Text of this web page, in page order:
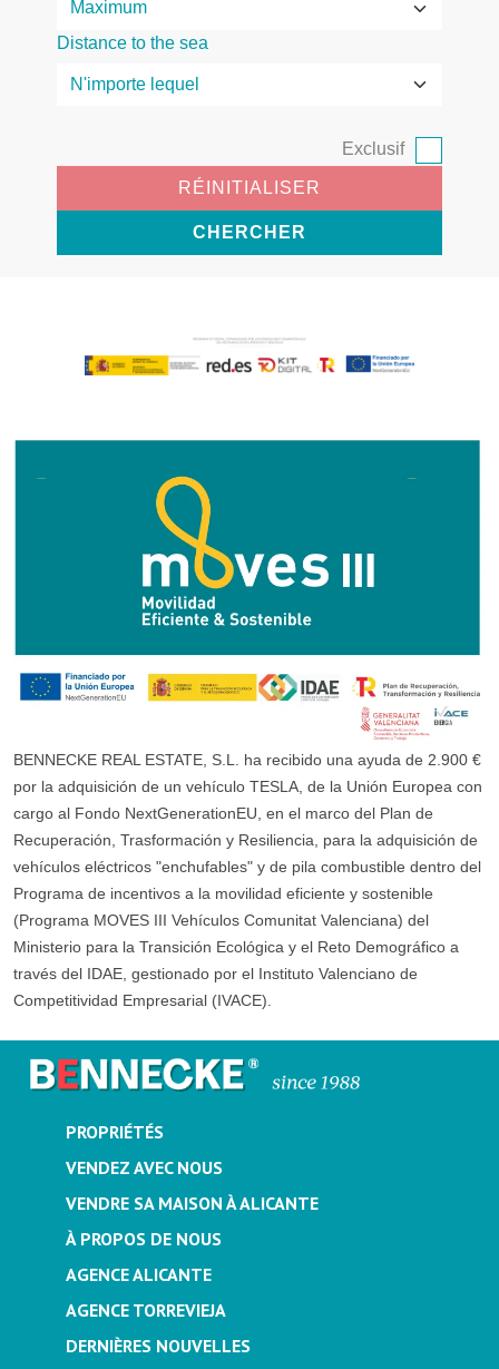
Distance to the sea
Exclusif
RÉINITIALISER
CHERCHER
BENNECKE REAL ESTATE, S.L. ha recibido una ayuda de 2.900 €
por la adquisición de un vehículo TESLA, de la Unión Europea con
cargo al Fondo NextGenerationEU, en el marco del Plan de
Recuperación, Trasformación y Resiliencia, para la adquisición de
vehículos eléctricos "enchufables" y de pila combustible dentro del
Programa de incentivos a la movilidad eficiente y sostenible
(Programa MOVES III Vehículos Comunitat Valenciana) del
Ministerio para la Transición Ecológica y el Reto Demográfico a
través del IDAE, gestionado por el Instituto Valenciano de
Competitividad Empresarial (IVACE).
PROPRIÉTÉS
VENDEZ AVEC NOUS
VENDRE SA MAISON À ALICANTE
À PROPOS DE NOUS
AGENCE ALICANTE
AGENCE TORREVIEJA
DERNIÈRES NOUVELLES